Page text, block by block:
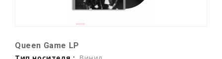
Queen Game LP